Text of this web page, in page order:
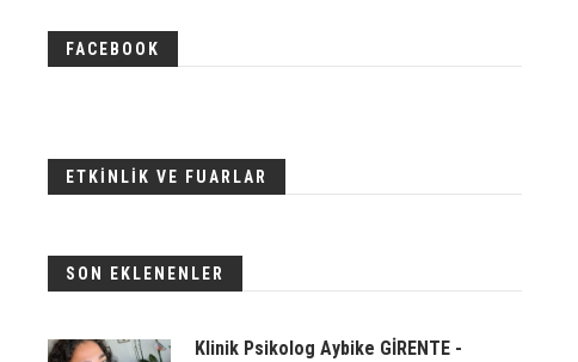
FACEBOOK
ETKİNLİK VE FUARLAR
SON EKLENENLER
Klinik Psikolog Aybike GİRENTE -